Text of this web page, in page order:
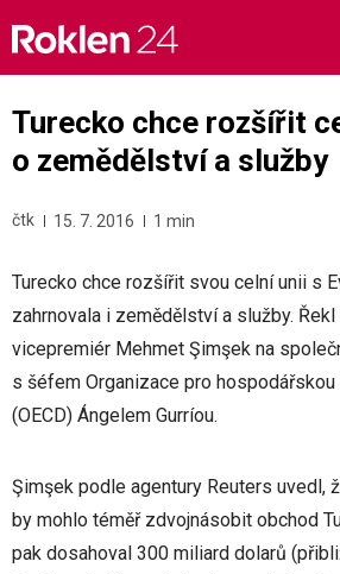
content
Turecko chce rozšířit
o zemědělství a služby
čtk 15. 7. 2016 1 min
Turecko chce rozšířit svou celní unii s
zahrnovala i zemědělství a služby.
vicepremiér Mehmet Şimşek na
s šéfem Organizace pro
(OECD) Ángelem Gurríou.
Şimşek podle agentury Reuters uvedl,
by mohlo téměř zdvojnásobit obchod
pak dosahoval 300 miliard dolarů